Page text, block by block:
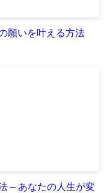
願いを叶える方法
– あなたの人生が変